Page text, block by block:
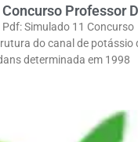
Professor
Pdf: Simulado 11
do canal de potássio
determinada em 1998